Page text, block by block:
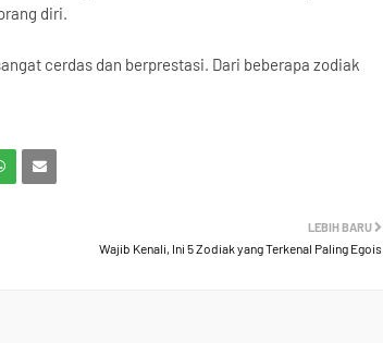
diri.
cerdas dan berprestasi. Dari beberapa zodiak
LEBIH BARU
Wajib Kenali, Ini 5 Zodiak yang Terkenal Paling Egois